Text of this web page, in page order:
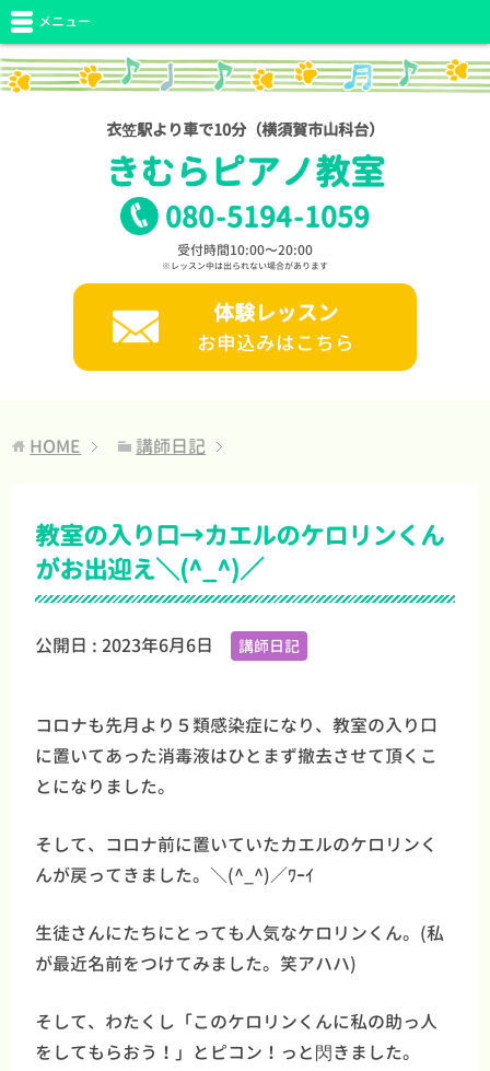
衣笠駅より車で10分（横須賀市山科台）
きむらピアノ教室
080-5194-1059
受付時間10:00〜20:00
※レッスン中は出られない場合があります
体験レッスン
お申込みはこちら
メニュー
HOME 講師日記
教室の入り口→カエルのケロリンくん
がお出迎え＼(^_^)／
公開日 :2023年6月6日 講師日記
コロナも先月より５類感染症になり、教室の入り口
に置いてあった消毒液はひとまず撤去させて頂くこ
とになりました。
そして、コロナ前に置いていたカエルのケロリンく
んが戻ってきました。＼(^_^)／ﾜｰｲ
生徒さんにたちにとっても人気なケロリンくん。(私
が最近名前をつけてみました。笑アハハ)
そして、わたくし「このケロリンくんに私の助っ人
をしてもらおう！」とピコン！っと閃きました。